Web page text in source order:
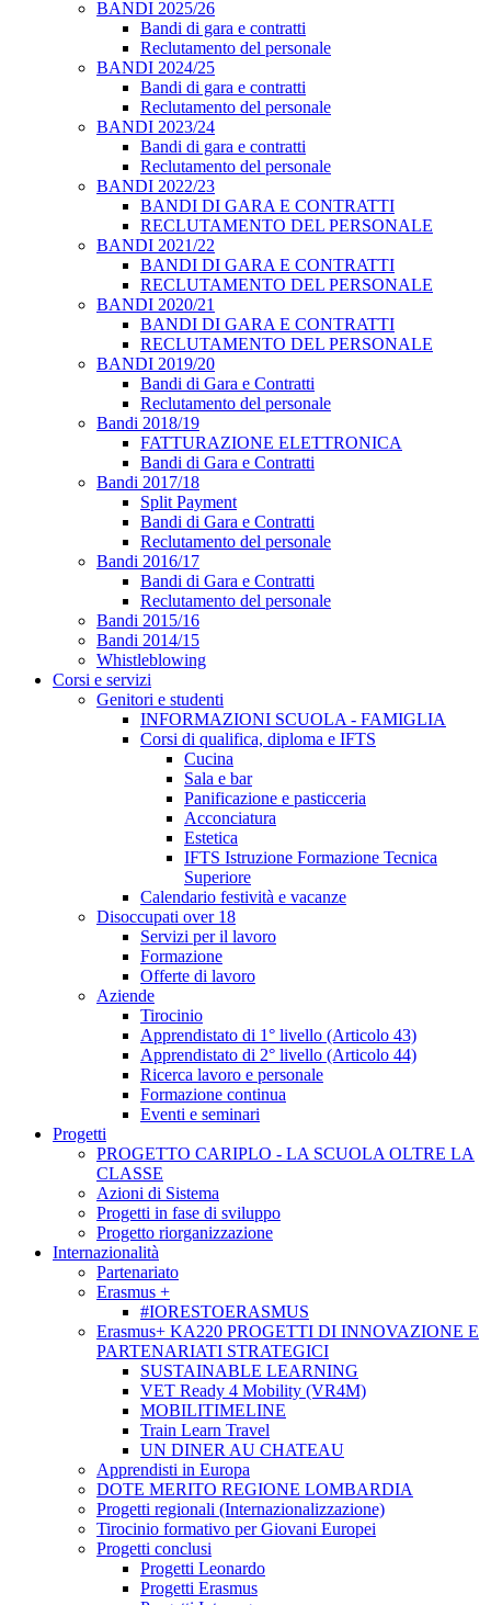
BANDI 2025/26
Bandi di gara e contratti
Reclutamento del personale
BANDI 2024/25
Bandi di gara e contratti
Reclutamento del personale
BANDI 2023/24
Bandi di gara e contratti
Reclutamento del personale
BANDI 2022/23
BANDI DI GARA E CONTRATTI
RECLUTAMENTO DEL PERSONALE
BANDI 2021/22
BANDI DI GARA E CONTRATTI
RECLUTAMENTO DEL PERSONALE
BANDI 2020/21
BANDI DI GARA E CONTRATTI
RECLUTAMENTO DEL PERSONALE
BANDI 2019/20
Bandi di Gara e Contratti
Reclutamento del personale
Bandi 2018/19
FATTURAZIONE ELETTRONICA
Bandi di Gara e Contratti
Bandi 2017/18
Split Payment
Bandi di Gara e Contratti
Reclutamento del personale
Bandi 2016/17
Bandi di Gara e Contratti
Reclutamento del personale
Bandi 2015/16
Bandi 2014/15
Whistleblowing
Corsi e servizi
Genitori e studenti
INFORMAZIONI SCUOLA - FAMIGLIA
Corsi di qualifica, diploma e IFTS
Cucina
Sala e bar
Panificazione e pasticceria
Acconciatura
Estetica
IFTS Istruzione Formazione Tecnica
Superiore
Calendario festività e vacanze
Disoccupati over 18
Servizi per il lavoro
Formazione
Offerte di lavoro
Aziende
Tirocinio
Apprendistato di 1° livello (Articolo 43)
Apprendistato di 2° livello (Articolo 44)
Ricerca lavoro e personale
Formazione continua
Eventi e seminari
Progetti
PROGETTO CARIPLO - LA SCUOLA OLTRE LA
CLASSE
Azioni di Sistema
Progetti in fase di sviluppo
Progetto riorganizzazione
Internazionalità
Partenariato
Erasmus +
#IORESTOERASMUS
Erasmus+ KA220 PROGETTI DI INNOVAZIONE E
PARTENARIATI STRATEGICI
SUSTAINABLE LEARNING
VET Ready 4 Mobility (VR4M)
MOBILITIMELINE
Train Learn Travel
UN DINER AU CHATEAU
Apprendisti in Europa
DOTE MERITO REGIONE LOMBARDIA
Progetti regionali (Internazionalizzazione)
Tirocinio formativo per Giovani Europei
Progetti conclusi
Progetti Leonardo
Progetti Erasmus